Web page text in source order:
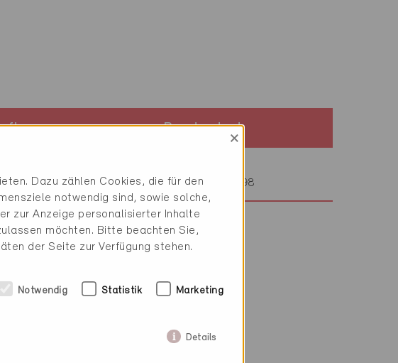
Baustandard
Definitiv 7.7.1998
×
Dazu zählen Cookies, die für den
notwendig sind, sowie solche,
zur Anzeige personalisierter Inhalte
möchten. Bitte beachten Sie,
der Seite zur Verfügung stehen.
Notwendig Statistik Marketing
Details